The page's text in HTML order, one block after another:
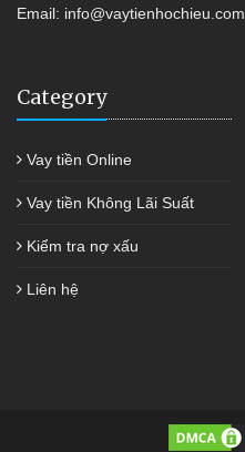
Email: info@vaytienhochieu.com
Category
Vay tiền Online
Vay tiền Không Lãi Suất
Kiểm tra nợ xấu
Liên hệ